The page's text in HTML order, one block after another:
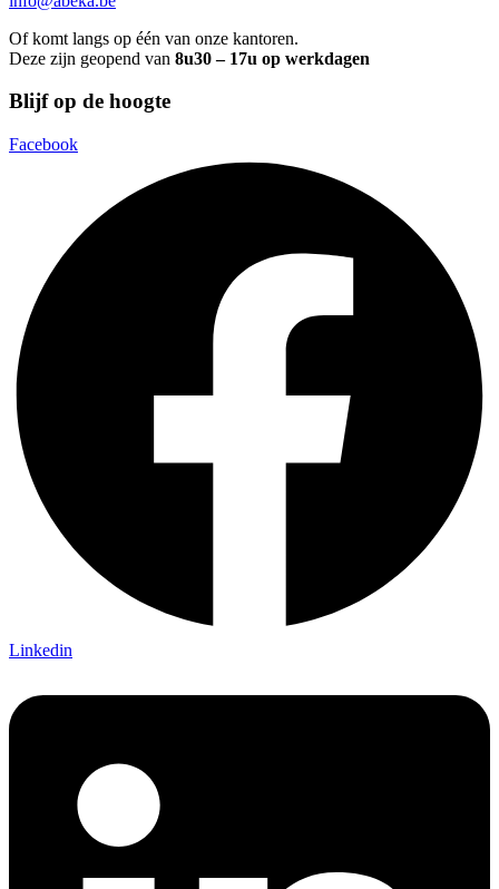
Of komt langs op één van onze kantoren.
Deze zijn geopend van 8u30 – 17u op werkdagen
Blijf op de hoogte
Facebook
Linkedin